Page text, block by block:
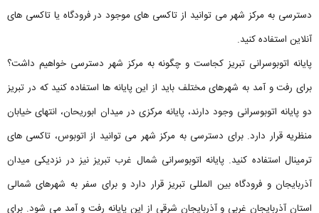
دسترسی به مرکز شهر می توانید از تاکسی های موجود در فرودگاه یا تاکسی های
آنلاین استفاده کنید.
پایانه اتوبوسرانی تبریز کجاست و چگونه به مرکز شهر دسترسی خواهیم داشت؟
برای رفت و آمد به شهرهای مختلف باید از این پایانه ها استفاده کنید که در تبریز
دو پایانه اتوبوسرانی وجود دارند، پایانه مرکزی در میدان ابوریحان، انتهای خیابان
منظریه قرار دارد. برای دسترسی به مرکز شهر می توانید از اتوبوس، تاکسی های
ترمینال استفاده کنید. پایانه اتوبوسرانی شمال غرب تبریز نیز در نزدیکی میدان
آذربایجان و فرودگاه بین المللی تبریز قرار دارد و برای سفر به شهرهای شمالی
استان آذربایجان غربی و آذربایجان شرقی از این پایانه رفت و آمد می شود. برای